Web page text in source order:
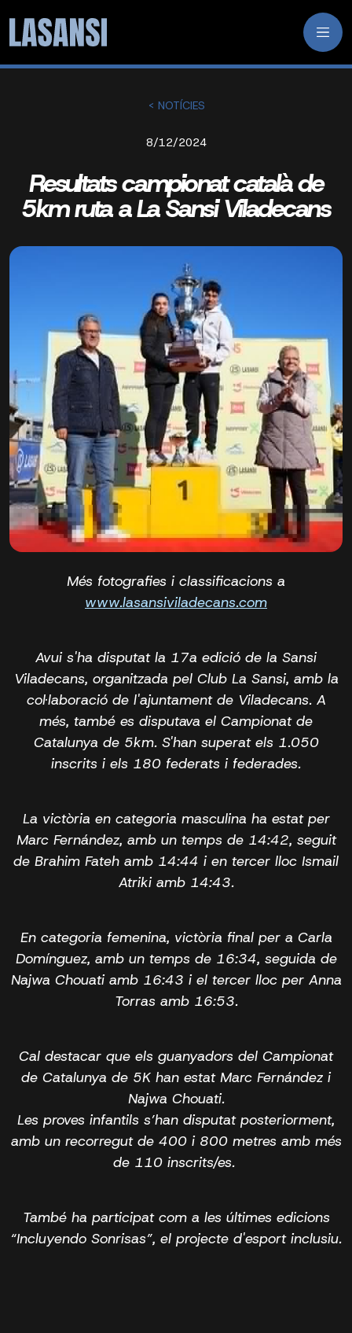
< NOTÍCIES
8/12/2024
Resultats campionat català de
5km ruta a La Sansi Viladecans
Més fotografies i classificacions a
www.lasansiviladecans.com
Avui s'ha disputat la 17a edició de la Sansi
Viladecans, organitzada pel Club La Sansi, amb la
col·laboració de l'ajuntament de Viladecans. A
més, també es disputava el Campionat de
Catalunya de 5km. S'han superat els 1.050
inscrits i els 180 federats i federades.
La victòria en categoria masculina ha estat per
Marc Fernández, amb un temps de 14:42, seguit
de Brahim Fateh amb 14:44 i en tercer lloc Ismail
Atriki amb 14:43.
En categoria femenina, victòria final per a Carla
Domínguez, amb un temps de 16:34, seguida de
Najwa Chouati amb 16:43 i el tercer lloc per Anna
Torras amb 16:53.
Cal destacar que els guanyadors del Campionat
de Catalunya de 5K han estat Marc Fernández i
Najwa Chouati.
Les proves infantils s’han disputat posteriorment,
amb un recorregut de 400 i 800 metres amb més
de 110 inscrits/es.
També ha participat com a les últimes edicions
“Incluyendo Sonrisas”, el projecte d'esport inclusiu.